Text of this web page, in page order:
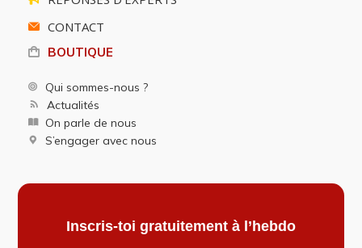
CONTACT
BOUTIQUE
Qui sommes-nous ?
Actualités
On parle de nous
S’engager avec nous